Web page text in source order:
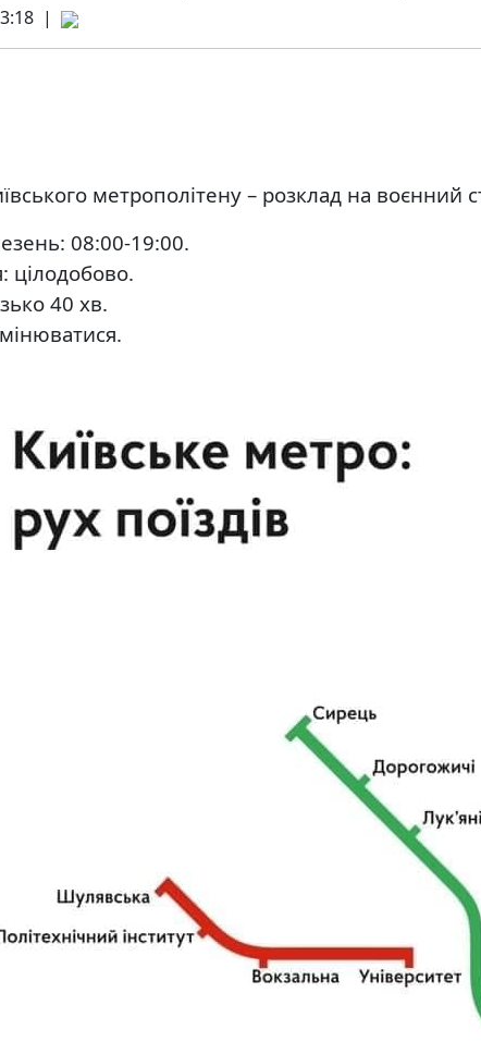
|
метрополітену – розклад на воєнний
08:00-19:00.
цілодобово.
40 хв.